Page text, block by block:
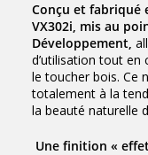
Conçu et fabriqué
VX302i, mis au
Développement,
d’utilisation tout en
le toucher bois. Ce
totalement à la
la beauté naturelle
Une finition «